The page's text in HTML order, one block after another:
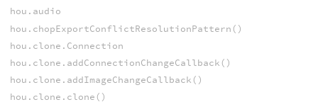
hou.audio
hou.chopExportConflictResolutionPattern()
hou.clone.Connection
hou.clone.addConnectionChangeCallback()
hou.clone.addImageChangeCallback()
hou.clone.clone()